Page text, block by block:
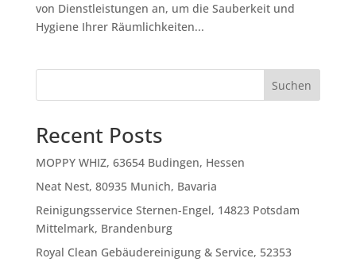
von Dienstleistungen an, um die Sauberkeit und
Hygiene Ihrer Räumlichkeiten...
Suchen
Recent Posts
MOPPY WHIZ, 63654 Budingen, Hessen
Neat Nest, 80935 Munich, Bavaria
Reinigungsservice Sternen-Engel, 14823 Potsdam
Mittelmark, Brandenburg
Royal Clean Gebäudereinigung & Service, 52353